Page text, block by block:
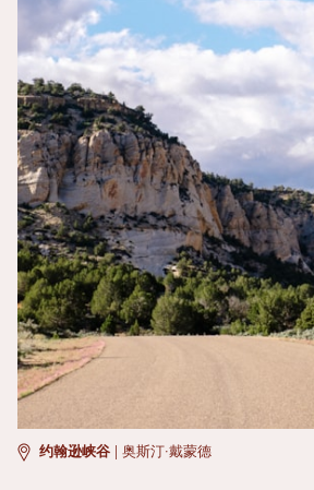
约翰逊峡谷 奥斯汀·戴蒙德